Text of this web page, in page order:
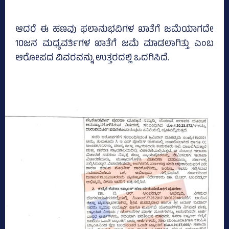
ಆದರೆ ಈ ಹಣವು ಫಲಾನುಭವಿಗಳ ಖಾತೆಗೆ ಜಮೆಯಾಗದೇ
10ಜನ ಮಧ್ಯವರ್ತಿಗಳ ಖಾತೆಗೆ ಜಮೆ ಮಾಡಲಾಗಿತ್ತು ಎಂಬ
ಆರೋಪದ ವಿವರವನ್ನು ಉತ್ತರದಲ್ಲಿ ಒದಗಿಸಿದೆ.